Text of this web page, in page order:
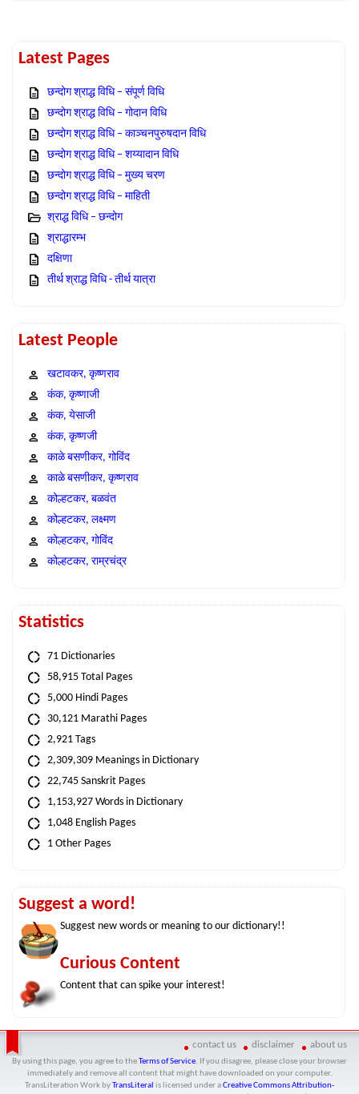
Latest Pages
छन्दोग श्राद्ध विधि – संपूर्ण विधि
छन्दोग श्राद्ध विधि – गोदान विधि
छन्दोग श्राद्ध विधि – काञ्चनपुरुषदान विधि
छन्दोग श्राद्ध विधि – शय्यादान विधि
छन्दोग श्राद्ध विधि – मुख्य चरण
छन्दोग श्राद्ध विधि – माहिती
श्राद्ध विधि – छन्दोग
श्राद्धारम्भ
दक्षिणा
तीर्थ श्राद्ध विधि - तीर्थ यात्रा
Latest People
खटावकर, कृष्णराव
कंक, कृष्णाजी
कंक, येसाजी
कंक, कृष्णजी
काळे बसणीकर, गोविंद
काळे बसणीकर, कृष्णराव
कोल्हटकर, बळवंत
कोल्हटकर, लक्ष्मण
कोल्हटकर, गोविंद
कोल्हटकर, राम्रचंद्र
Statistics
71 Dictionaries
58,915 Total Pages
5,000 Hindi Pages
30,121 Marathi Pages
2,921 Tags
2,309,309 Meanings in Dictionary
22,745 Sanskrit Pages
1,153,927 Words in Dictionary
1,048 English Pages
1 Other Pages
Suggest a word!
Suggest new words or meaning to our dictionary!!
Curious Content
Content that can spike your interest!
contact us disclaimer about us
By using this page, you agree to the Terms of Service. If you disagree, please close your browser
immediately and remove all content that might have downloaded on your computer.
TransLiteration Workby TransLiteral is licensed under aCreative Commons Attribution-